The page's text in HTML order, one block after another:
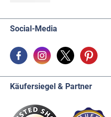
Social-Media
Käufersiegel & Partner